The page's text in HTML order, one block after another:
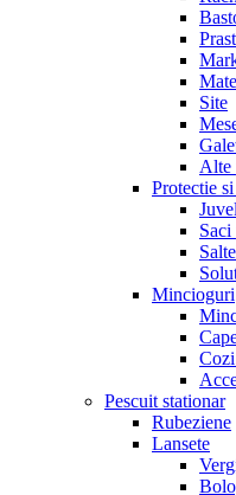
Site
Alte
Protectie
Saci
Mincioguri
Pescuit stationar
Rubeziene
Lansete